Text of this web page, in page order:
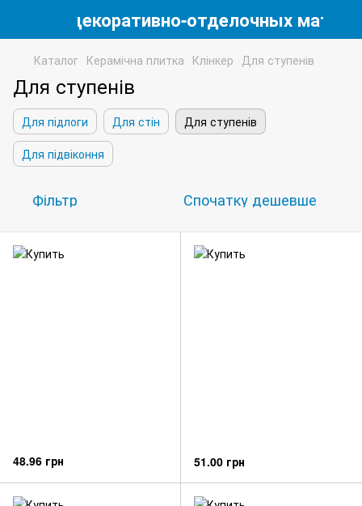
декоративно-отделочных
Каталог Керамічна плитка Клінкер Для ступенів
Для ступенів
Для підлоги Для стін
Для ступенів
Для підвіконня
Фільтр Спочатку дешевше
48.96 грн 51.00 грн